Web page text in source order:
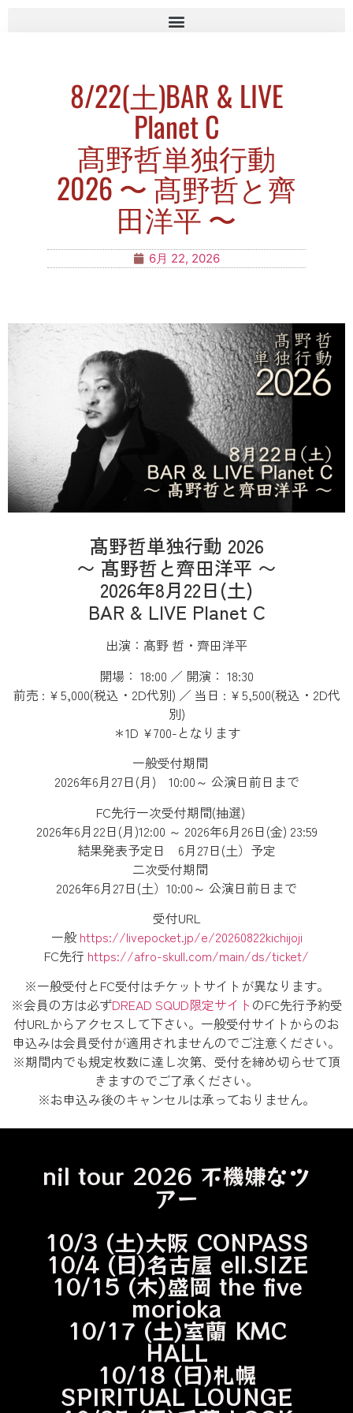
8/22(土)BAR & LIVE
Planet C
髙野哲単独行動
2026 〜 髙野哲と齊
田洋平 〜
6月 22, 2026
髙野哲単独行動 2026
〜 髙野哲と齊田洋平 〜
2026年8月22日(土)
BAR & LIVE Planet C
出演：髙野 哲・齊田洋平
開場： 18:00 ／ 開演： 18:30
前売 : ￥5,000(税込・2D代別) ／ 当日 : ￥5,500(税込・2D代
別)
＊1D ¥700-となります
一般受付期間
2026年6月27日(月) 10:00～ 公演日前日まで
FC先行一次受付期間(抽選)
2026年6月22日(月)12:00 ～ 2026年6月26日(金) 23:59
結果発表予定日 6月27日(土）予定
二次受付期間
2026年6月27日(土）10:00～ 公演日前日まで
受付URL
一般 https://livepocket.jp/e/20260822kichijoji
FC先行 https://afro-skull.com/main/ds/ticket/
※一般受付とFC受付はチケットサイトが異なります。
※会員の方は必ずDREAD SQUD限定サイト のFC先行予約受
付URLからアクセスして下さい。一般受付サイトからのお
申込みは会員受付が適用されませんのでご注意ください。
※期間内でも規定枚数に達し次第、受付を締め切らせて頂
きますのでご了承ください。
※お申込み後のキャンセルは承っておりません。
nil tour 2026 不機嫌なツ
アー
10/3 (土)大阪 CONPASS
10/4 (日)名古屋 ell.SIZE
10/15 (木)盛岡 the five
morioka
10/17 (土)室蘭 KMC
HALL
10/18 (日)札幌
SPIRITUAL LOUNGE